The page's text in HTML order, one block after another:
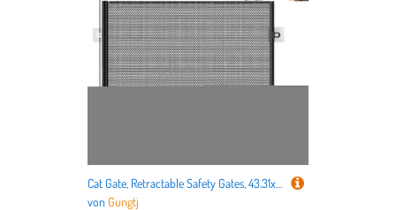
Cat Gate, Retractable Safety Gates, 43.31x30.71 Inches Safety Mesh Fence No Drilling Barrier for Small Medium Large Breeds, Childproofing, Animals Bunny Kitten Baby and Toddler Use
von Gungtj